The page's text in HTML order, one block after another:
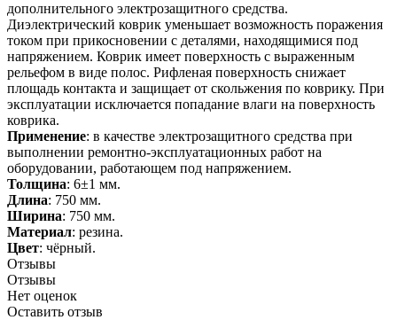
дополнительного электрозащитного средства.
Диэлектрический коврик уменьшает возможность поражения
током при прикосновении с деталями, находящимися под
напряжением. Коврик имеет поверхность с выраженным
рельефом в виде полос. Рифленая поверхность снижает
площадь контакта и защищает от скольжения по коврику. При
эксплуатации исключается попадание влаги на поверхность
коврика.
Применение: в качестве электрозащитного средства при
выполнении ремонтно-эксплуатационных работ на
оборудовании, работающем под напряжением.
Толщина: 6±1 мм.
Длина: 750 мм.
Ширина: 750 мм.
Материал: резина.
Цвет: чёрный.
Отзывы
Отзывы
Нет оценок
Оставить отзыв